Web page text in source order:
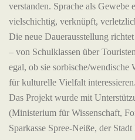
verstanden. Sprache als Gewebe
vielschichtig, verknüpft,
Die neue Dauerausstellung
– von Schulklassen über
egal, ob sie sorbische/wendische
für kulturelle Vielfalt interessieren.
Das Projekt wurde mit
(Ministerium für Wissenschaft,
Sparkasse Spree-Neiße, der